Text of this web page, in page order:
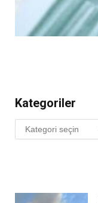
Kategoriler
Kategoriler